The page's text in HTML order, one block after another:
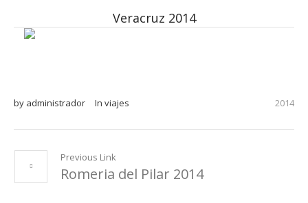
Veracruz 2014
by administrador In viajes 2014
Previous Link
Romeria del Pilar 2014